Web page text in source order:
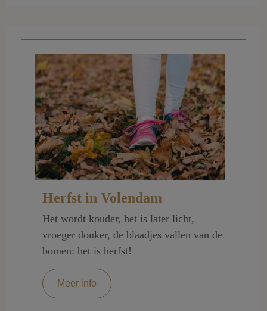
Herfst in Volendam
Het wordt kouder, het is later licht,
vroeger donker, de blaadjes vallen van de
bomen: het is herfst!
Meer info